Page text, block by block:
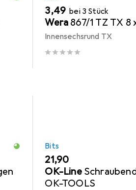
EUR
3,49 bei 3 Stück
Wera 867/1 TZ TX 8
Innensechsrund TX
Bits
EUR
21,90
OK-Line
OK-TOOLS